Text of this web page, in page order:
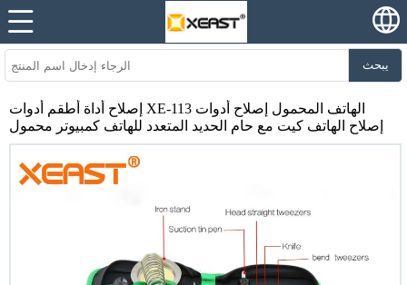
يبحث
إصلاح أداة أطقم أدوات XE-113 الهاتف المحمول إصلاح أدوات
إصلاح الهاتف كيت مع حام الحديد المتعدد للهاتف كمبيوتر محمول